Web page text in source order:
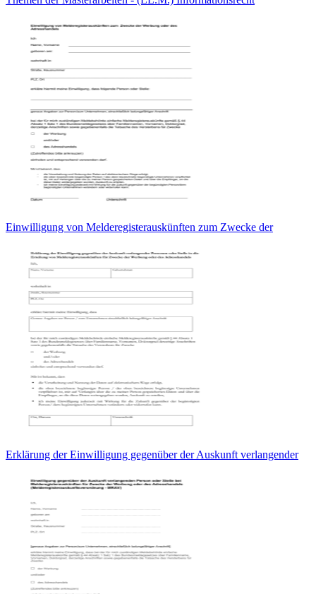
Einwilligung von Melderegisterauskünften zum Zwecke der
Erklärung der Einwilligung gegenüber der Auskunft verlangender